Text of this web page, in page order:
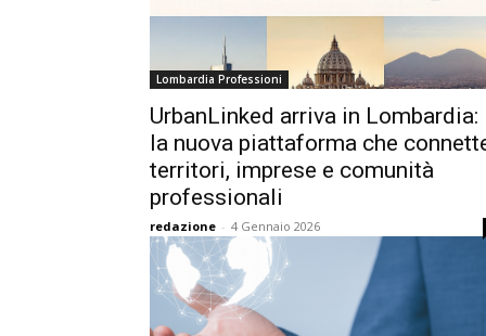
Lombardia Professioni
UrbanLinked arriva in Lombardia:
la nuova piattaforma che
territori, imprese e comunità
professionali
redazione - 4 Gennaio 2026